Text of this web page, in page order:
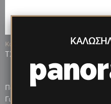
Κωδ.: 13883
ΤΣΙΓΑΡΟΧΑΡΤΟ HORNET
Πόντοι που κερδίζεις: 79
Για μεγαλύτερη ποσότητα έως: